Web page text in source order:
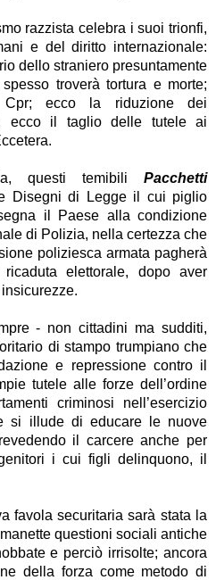
razzista celebra i suoi trionfi,
e del diritto internazionale:
dello straniero presuntamente
troverà tortura e morte;
Cpr; ecco la riduzione dei
ecco il taglio delle tutele ai
questi temibili
Pacchetti
Disegni di Legge il cui piglio
il Paese alla condizione
di Polizia, nella certezza che
poliziesca armata pagherà
elettorale, dopo aver
- non cittadini ma sudditi,
di stampo trumpiano che
e repressione contro il
tutele alle forze dell’ordine
criminosi nell’esercizio
si illude di educare le nuove
il carcere anche per
i cui figli delinquono, il
favola securitaria sarà stata la
questioni sociali antiche
e perciò irrisolte; ancora
della forza come metodo di